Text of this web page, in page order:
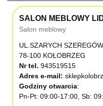
SALON MEBLOWY
Salon meblowy
UL.SZARYCH
78-100 KOŁOBRZEG
Nr tel. 943519515
Adres e-mail:
Godziny otwarcia
Pn-Pt: 09:00-17:00, Sb: